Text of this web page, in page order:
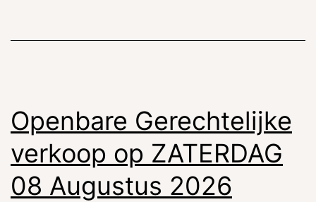
Openbare Gerechtelijke
verkoop op ZATERDAG
08 Augustus 2026